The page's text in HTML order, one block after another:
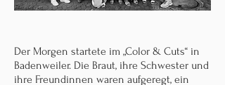
Der Morgen startete im „Color & Cuts“ in
Badenweiler. Die Braut, ihre Schwester und
ihre Freundinnen waren aufgeregt, ein